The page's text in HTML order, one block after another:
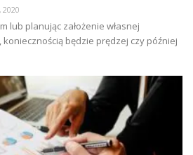
lub planując założenie własnej
koniecznością będzie prędzej czy później